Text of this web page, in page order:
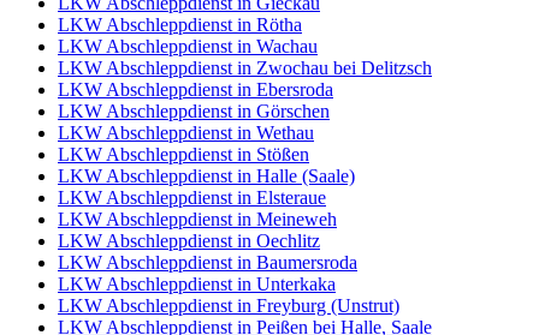
LKW Abschleppdienst in Rötha
LKW Abschleppdienst in Wachau
LKW Abschleppdienst in Zwochau bei Delitzsch
LKW Abschleppdienst in Ebersroda
LKW Abschleppdienst in Görschen
LKW Abschleppdienst in Wethau
LKW Abschleppdienst in Stößen
LKW Abschleppdienst in Halle (Saale)
LKW Abschleppdienst in Elsteraue
LKW Abschleppdienst in Meineweh
LKW Abschleppdienst in Oechlitz
LKW Abschleppdienst in Baumersroda
LKW Abschleppdienst in Unterkaka
LKW Abschleppdienst in Freyburg (Unstrut)
LKW Abschleppdienst in Peißen bei Halle, Saale